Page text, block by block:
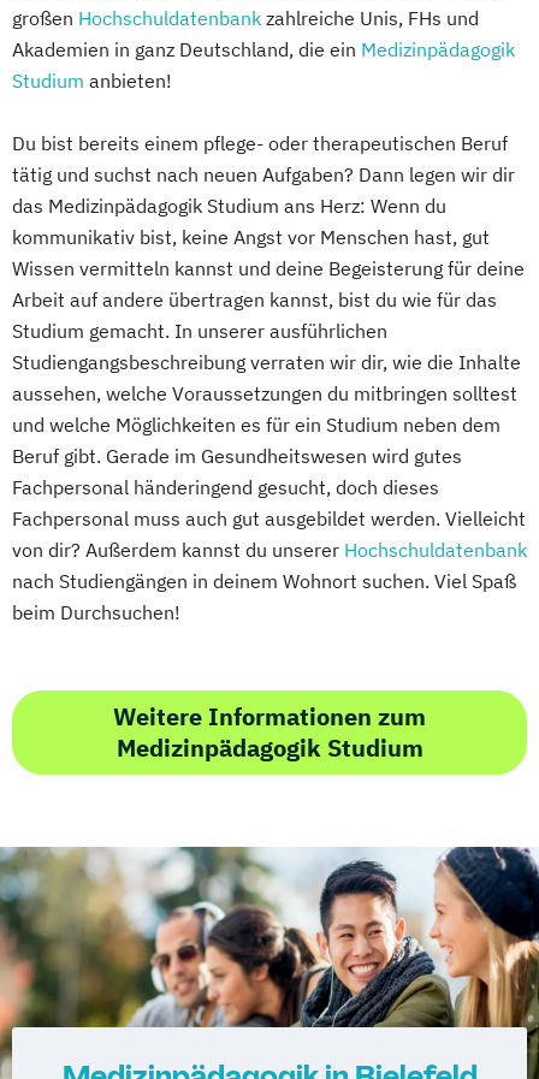
großen Hochschuldatenbank zahlreiche Unis, FHs und
Akademien in ganz Deutschland, die ein Medizinpädagogik
Studium anbieten!
Du bist bereits einem pflege- oder therapeutischen Beruf
tätig und suchst nach neuen Aufgaben? Dann legen wir dir
das Medizinpädagogik Studium ans Herz: Wenn du
kommunikativ bist, keine Angst vor Menschen hast, gut
Wissen vermitteln kannst und deine Begeisterung für deine
Arbeit auf andere übertragen kannst, bist du wie für das
Studium gemacht. In unserer ausführlichen
Studiengangsbeschreibung verraten wir dir, wie die Inhalte
aussehen, welche Voraussetzungen du mitbringen solltest
und welche Möglichkeiten es für ein Studium neben dem
Beruf gibt. Gerade im Gesundheitswesen wird gutes
Fachpersonal händeringend gesucht, doch dieses
Fachpersonal muss auch gut ausgebildet werden. Vielleicht
von dir? Außerdem kannst du unserer Hochschuldatenbank
nach Studiengängen in deinem Wohnort suchen. Viel Spaß
beim Durchsuchen!
Weitere Informationen zum
Medizinpädagogik Studium